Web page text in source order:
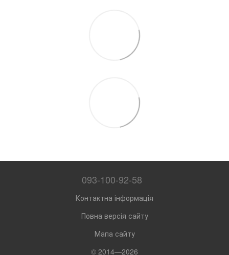
093-100-92-58
Контактна інформація
Повна версія сайту
Мапа сайту
© 2014—2026